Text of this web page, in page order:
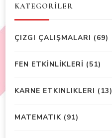
KATEGORİLER
ÇIZGI ÇALIŞMALARI (69)
FEN ETKİNLİKLERİ (51)
KARNE ETKINLIKLERI (13)
MATEMATIK (91)